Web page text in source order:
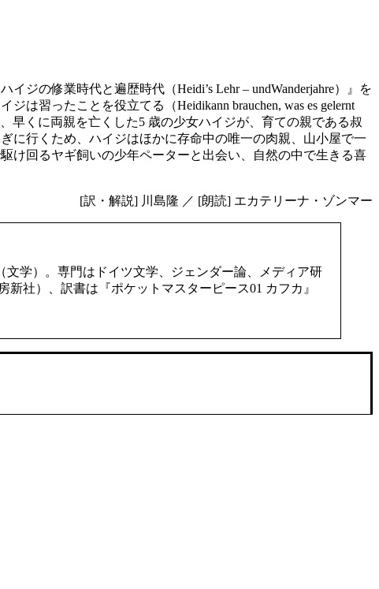
ジの修業時代と遍歴時代（Heidi’s Lehr – undWanderjahre）』を
は習ったことを役立てる（Heidikann brauchen, was es gelernt
早くに両親を亡くした5 歳の少女ハイジが、育ての親である叔
に行くため、ハイジはほかに存命中の唯一の肉親、山小屋で一
け回るヤギ飼いの少年ペーターと出会い、自然の中で生きる喜
[訳・解説] 川島隆 ／ [朗読] エカテリーナ・ゾンマー
学）。専門はドイツ文学、ジェンダー論、メディア研
社）、訳書は『ポケットマスターピース01 カフカ』